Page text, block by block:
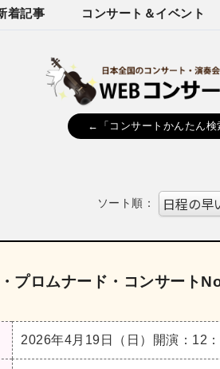
着記事 コンサート＆イベント
←「コンサートかんたん検
ソート順：
プロムナード・コンサート
2026年4月19日（日） 開演：12